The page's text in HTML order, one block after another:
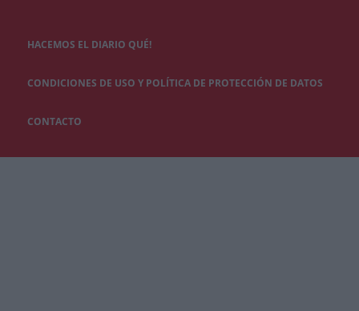
HACEMOS EL DIARIO QUÉ!
CONDICIONES DE USO Y POLÍTICA DE PROTECCIÓN DE DATOS
CONTACTO